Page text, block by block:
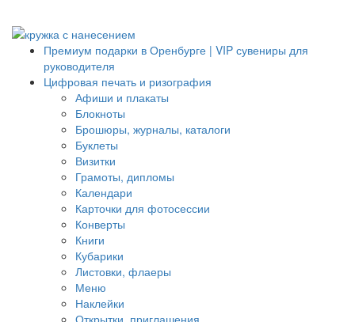
Премиум подарки в Оренбурге | VIP сувениры для
руководителя
Цифровая печать и ризография
Афиши и плакаты
Блокноты
Брошюры, журналы, каталоги
Буклеты
Визитки
Грамоты, дипломы
Календари
Карточки для фотосессии
Конверты
Книги
Кубарики
Листовки, флаеры
Меню
Наклейки